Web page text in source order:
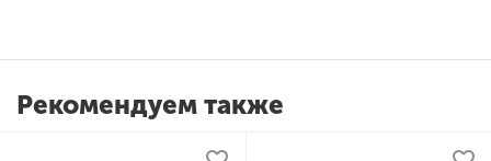
Рекомендуем также